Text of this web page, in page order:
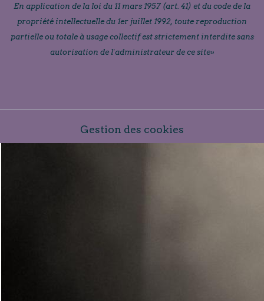
En application de la loi du 11 mars 1957 (art. 41) et du code de la
propriété intellectuelle du 1er juillet 1992, toute reproduction
partielle ou totale à usage collectif est strictement interdite sans
autorisation de l'administrateur de ce site»
Gestion des cookies